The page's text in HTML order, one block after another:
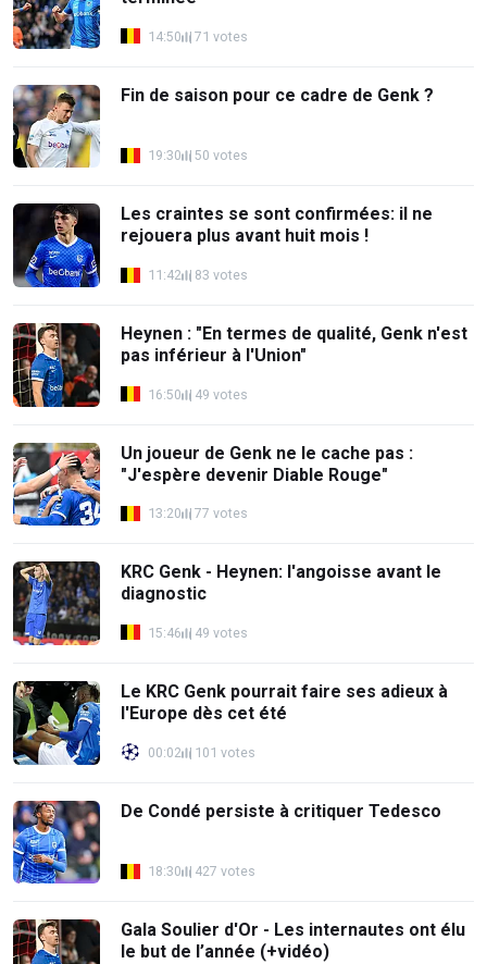
14:50 71 votes
Fin de saison pour ce cadre de Genk ?
19:30 50 votes
Les craintes se sont confirmées: il ne
rejouera plus avant huit mois !
11:42 83 votes
Heynen : "En termes de qualité, Genk n'est
pas inférieur à l'Union"
16:50 49 votes
Un joueur de Genk ne le cache pas :
"J'espère devenir Diable Rouge"
13:20 77 votes
KRC Genk - Heynen: l'angoisse avant le
diagnostic
15:46 49 votes
Le KRC Genk pourrait faire ses adieux à
l'Europe dès cet été
00:02 101 votes
De Condé persiste à critiquer Tedesco
18:30 427 votes
Gala Soulier d'Or - Les internautes ont élu
le but de l’année (+vidéo)